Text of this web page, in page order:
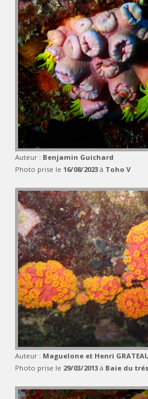
Auteur : Benjamin Guichard
Photo prise le 16/08/2023 à Toho V
Auteur : Maguelone et Henri
Photo prise le 29/03/2013 à Baie du